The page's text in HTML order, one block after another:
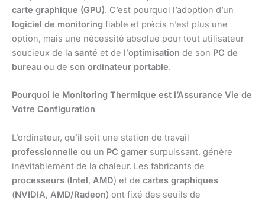
carte graphique (GPU). C’est pourquoi l’adoption d’un
logiciel de monitoring fiable et précis n’est plus une
option, mais une nécessité absolue pour tout utilisateur
soucieux de la santé et de l’optimisation de son PC de
bureau ou de son ordinateur portable.
Pourquoi le Monitoring Thermique est l’Assurance Vie de
Votre Configuration
L’ordinateur, qu’il soit une station de travail
professionnelle ou un PC gamer surpuissant, génère
inévitablement de la chaleur. Les fabricants de
processeurs (Intel, AMD) et de cartes graphiques
(NVIDIA, AMD/Radeon) ont fixé des seuils de